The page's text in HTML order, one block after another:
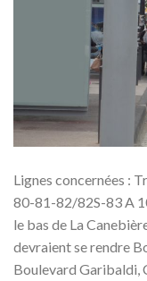
Lignes concernées :
80-81-82/82S-83 A
le bas de La
devraient se rendre
Boulevard Garibaldi,